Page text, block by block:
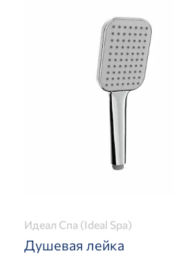
Идеал Спа (Ideal Spa)
Душевая лейка